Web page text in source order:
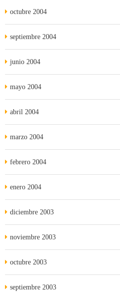
octubre 2004
septiembre 2004
junio 2004
mayo 2004
abril 2004
marzo 2004
febrero 2004
enero 2004
diciembre 2003
noviembre 2003
octubre 2003
septiembre 2003